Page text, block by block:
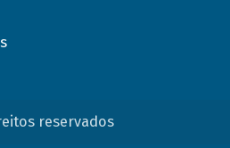
reservados